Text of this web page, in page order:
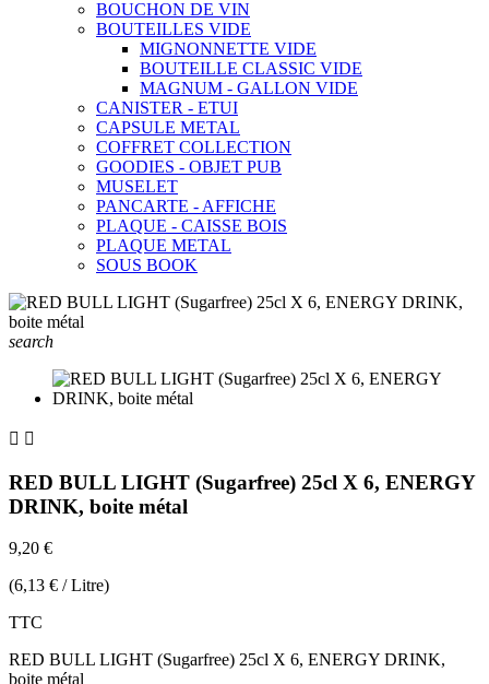
BOUCHON DE VIN
BOUTEILLES VIDE
MIGNONNETTE VIDE
BOUTEILLE CLASSIC VIDE
MAGNUM - GALLON VIDE
CANISTER - ETUI
CAPSULE METAL
COFFRET COLLECTION
GOODIES - OBJET PUB
MUSELET
PANCARTE - AFFICHE
PLAQUE - CAISSE BOIS
PLAQUE METAL
SOUS BOOK
search
 
RED BULL LIGHT (Sugarfree) 25cl X 6, ENERGY
DRINK, boite métal
9,20 €
(6,13 € / Litre)
TTC
RED BULL LIGHT (Sugarfree) 25cl X 6, ENERGY DRINK,
boite métal